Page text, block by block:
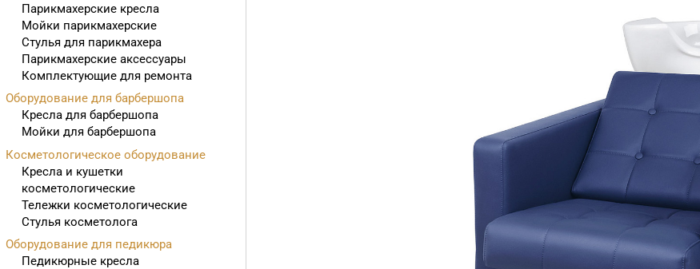
Парикмахерские кресла
Мойки парикмахерские
Стулья для парикмахера
Парикмахерские аксессуары
Комплектующие для ремонта
Оборудование для барбершопа
Кресла для барбершопа
Мойки для барбершопа
Косметологическое оборудование
Кресла и кушетки
косметологические
Тележки косметологические
Стулья косметолога
Оборудование для педикюра
Педикюрные кресла